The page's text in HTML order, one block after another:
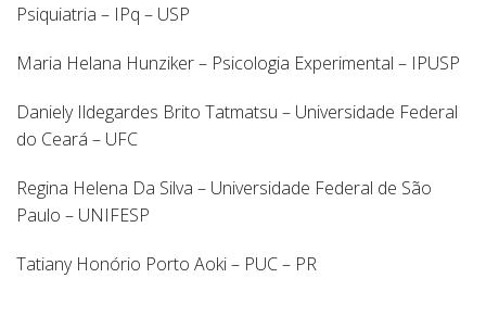
Psiquiatria – IPq – USP
Maria Helana Hunziker – Psicologia Experimental – IPUSP
Daniely Ildegardes Brito Tatmatsu – Universidade Federal
do Ceará – UFC
Regina Helena Da Silva – Universidade Federal de São
Paulo – UNIFESP
Tatiany Honório Porto Aoki – PUC – PR